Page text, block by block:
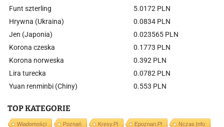
Funt szterling
5.0172 PLN
Hrywna (Ukraina)
0.0834 PLN
Jen (Japonia)
0.023565 PLN
Korona czeska
0.1773 PLN
Korona norweska
0.392 PLN
Lira turecka
0.0782 PLN
Yuan renminbi (Chiny)
0.553 PLN
TOP KATEGORIE
Wiadomości Poznań Kresy.pl Epoznan.pl Nczas.info